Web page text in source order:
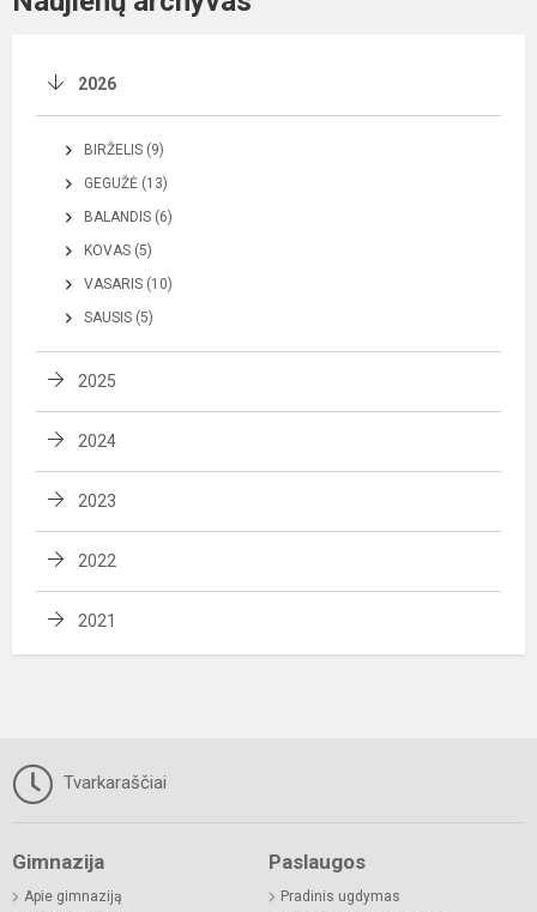
2026
BIRŽELIS (9)
GEGUŽĖ (13)
BALANDIS (6)
KOVAS (5)
VASARIS (10)
SAUSIS (5)
2025
2024
2023
2022
2021
Tvarkaraščiai
Gimnazija
Apie gimnaziją
Paslaugos
Pradinis ugdymas